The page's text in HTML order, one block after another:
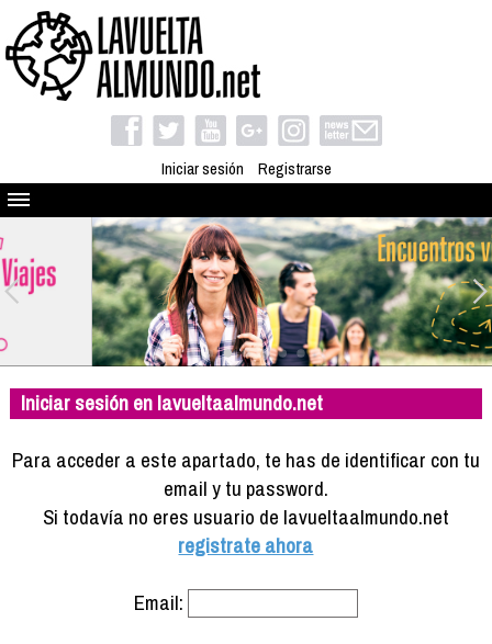
Iniciar sesión Registrarse
Quienes somos
El proyecto
Blog
Viaja con nosotros
Camino solidario
Libros
Compañeros de viaje
Info viajeros
Iniciar sesión en lavueltaalmundo.net
Para acceder a este apartado, te has de identificar con tu
email y tu password.
Si todavía no eres usuario de lavueltaalmundo.net
registrate ahora
Email: